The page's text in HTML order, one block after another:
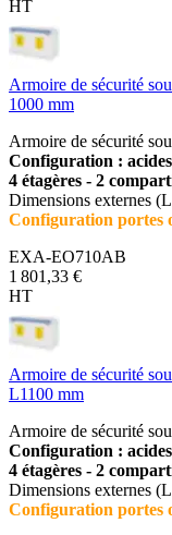
HT
Armoire de sécurité
1000 mm
Armoire de sécurité
Configuration : acides
4 étagères - 2
Dimensions externes
Configuration portes
EXA-EO710AB
1 801,33 €
HT
Armoire de sécurité
L1100 mm
Armoire de sécurité
Configuration : acides
4 étagères - 2
Dimensions externes
Configuration portes